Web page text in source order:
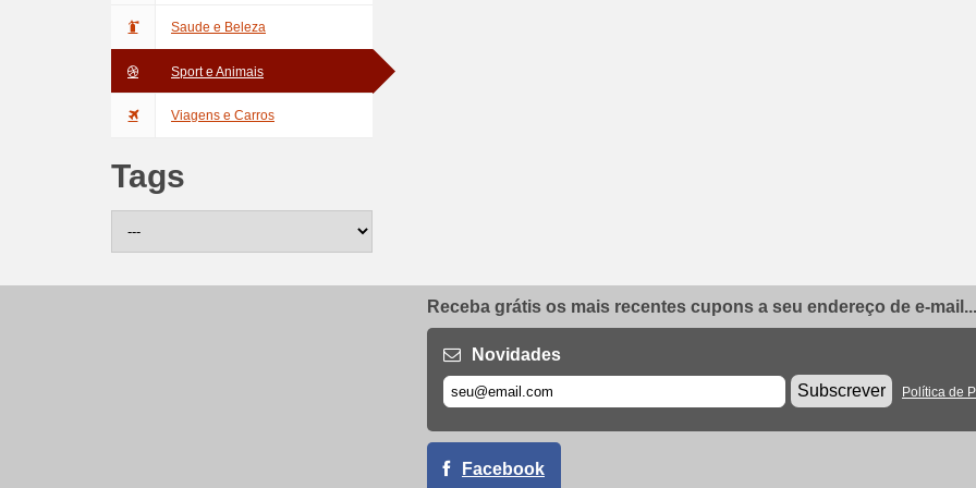
Saude e Beleza
Sport e Animais
Viagens e Carros
Tags
Receba grátis os mais recentes cupons a seu endereço de e-mail...
Novidades
Subscrever
Política de
Facebook